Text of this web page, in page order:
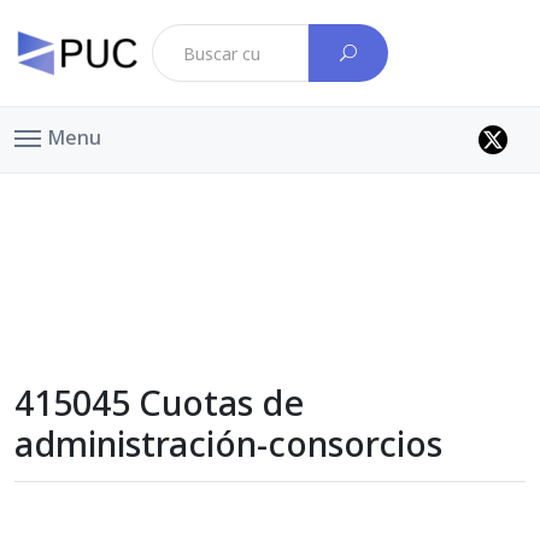
Menu
415045 Cuotas de
administración-consorcios